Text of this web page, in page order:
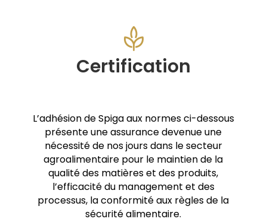
Certification
L’adhésion de Spiga aux normes ci-dessous
présente une assurance devenue une
nécessité de nos jours dans le secteur
agroalimentaire pour le maintien de la
qualité des matières et des produits,
l’efficacité du management et des
processus, la conformité aux règles de la
sécurité alimentaire.